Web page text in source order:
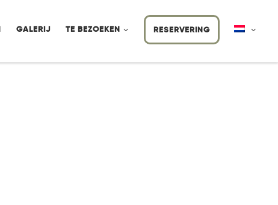
GALERIJ TE BEZOEKEN RESERVERING